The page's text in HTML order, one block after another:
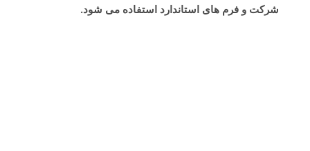
شرکت و فرم های استاندارد استفاده می شود.